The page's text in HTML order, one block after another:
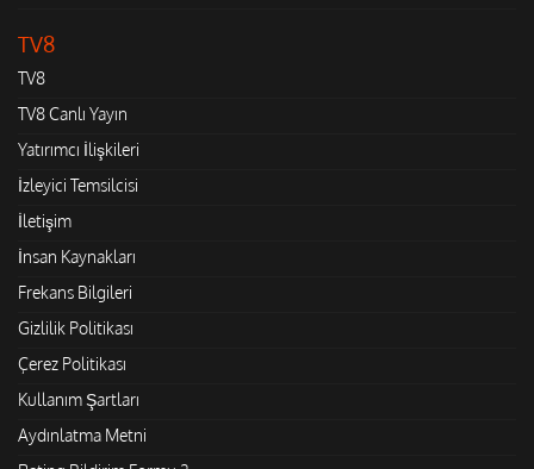
TV8
TV8
TV8 Canlı Yayın
Yatırımcı İlişkileri
İzleyici Temsilcisi
İletişim
İnsan Kaynakları
Frekans Bilgileri
Gizlilik Politikası
Çerez Politikası
Kullanım Şartları
Aydınlatma Metni